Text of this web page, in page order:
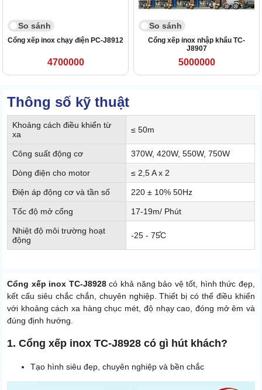
So sánh
Cổng xếp inox chạy điện PC-J8912
4700000
So sánh
Cổng xếp inox nhập khẩu TC-
J8907
5000000
Thông số kỹ thuật
Khoảng cách điều khiển từ
xa
≤ 50m
Công suất động cơ 370W, 420W, 550W, 750W
Dòng điện cho motor ≤ 2,5 A x 2
Điện áp động cơ và tần số 220 ± 10% 50Hz
Tốc độ mở cổng 17-19m/ Phút
Nhiệt độ môi trường hoạt
động
-25 - 75̊C
Cổng xếp inox TC-J8928có khả năng bảo vệ tốt, hình thức đẹp,
kết cấu siêu chắc chắn, chuyên nghiệp. Thiết bị có thể điều khiển
với khoảng cách xa hàng chục mét, độ nhạy cao, đóng mở êm và
đúng định hướng.
1. Cổng xếp inox TC-J8928 có gì hút khách?
Tạo hình siêu đẹp, chuyên nghiệp và bền chắc